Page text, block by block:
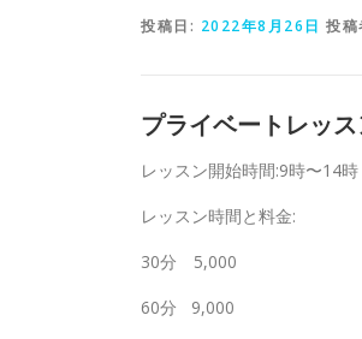
投稿日: 2022年8月26日 投稿
プライベートレッス
レッスン開始時間:9時〜14時
レッスン時間と料金:
30分 5,000
60分 9,000